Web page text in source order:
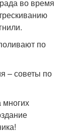
во время
по
– советы по
многих